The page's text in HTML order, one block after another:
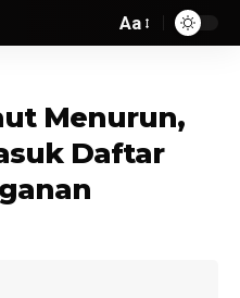
Aa
Menurun,
Daftar